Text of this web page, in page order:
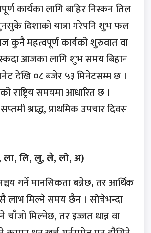
कार्यका लागि बाहिर निस्कन तिल
दिशाको यात्रा गरेपनि शुभ फल
कुनै महत्वपूर्ण कार्यको शुरुवात वा
आजका लागि शुभ समय बिहान
देखि ०८ बजेर ५३ मिनेटसम्म छ ।
राष्ट्रिय समयमा आधारित छ ।
श्राद्ध, प्राथमिक उपचार दिवस
लि, लु, ले, लो, अ)
गर्ने मानसिकता बन्नेछ, तर आर्थिक
लाभ मिल्ने समय छैन । सोचेभन्दा
मिल्नेछ, तर इज्जत धान्न वा